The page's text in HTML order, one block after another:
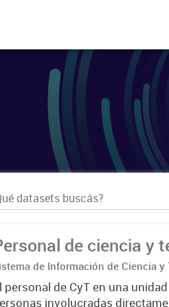
de ciencia y
de Información de Ciencia
personal de CyT en una
involucradas